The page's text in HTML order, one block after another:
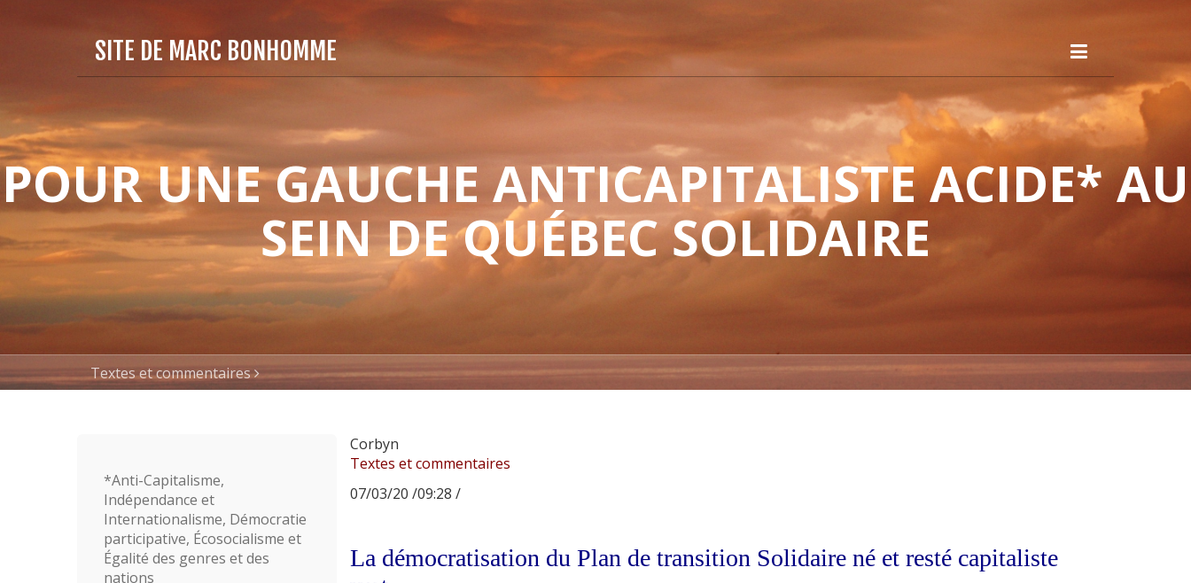
SITE DE MARC BONHOMME
POUR UNE GAUCHE ANTICAPITALISTE ACIDE* AU
SEIN DE QUÉBEC SOLIDAIRE
Textes et commentaires
Corbyn
Textes et commentaires
07/03/20 /09:28 /
La démocratisation du Plan de transition Solidaire né et resté capitaliste
*Anti-Capitalisme,
Indépendance et
Internationalisme, Démocratie
participative, Écosocialisme et
Égalité des genres et des
nations